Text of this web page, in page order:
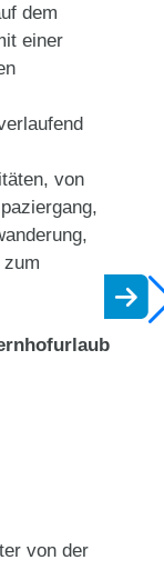
dem
einer
von
von der